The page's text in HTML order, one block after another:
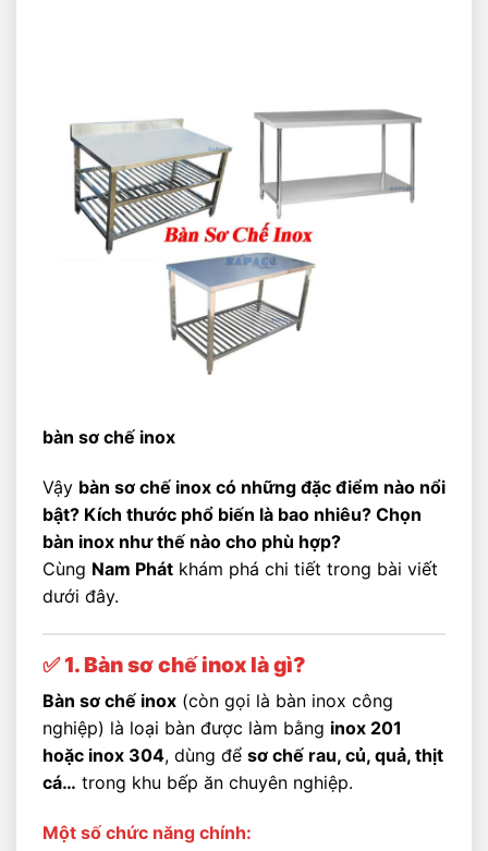
bàn sơ chế inox
Vậy bàn sơ chế inox có những đặc điểm nào nổi
bật? Kích thước phổ biến là bao nhiêu? Chọn
bàn inox như thế nào cho phù hợp?
Cùng Nam Phát khám phá chi tiết trong bài viết
dưới đây.
✅ 1. Bàn sơ chế inox là gì?
Bàn sơ chế inox (còn gọi là bàn inox công
nghiệp) là loại bàn được làm bằng inox 201
hoặc inox 304, dùng để sơ chế rau, củ, quả, thịt
cá… trong khu bếp ăn chuyên nghiệp.
Một số chức năng chính: